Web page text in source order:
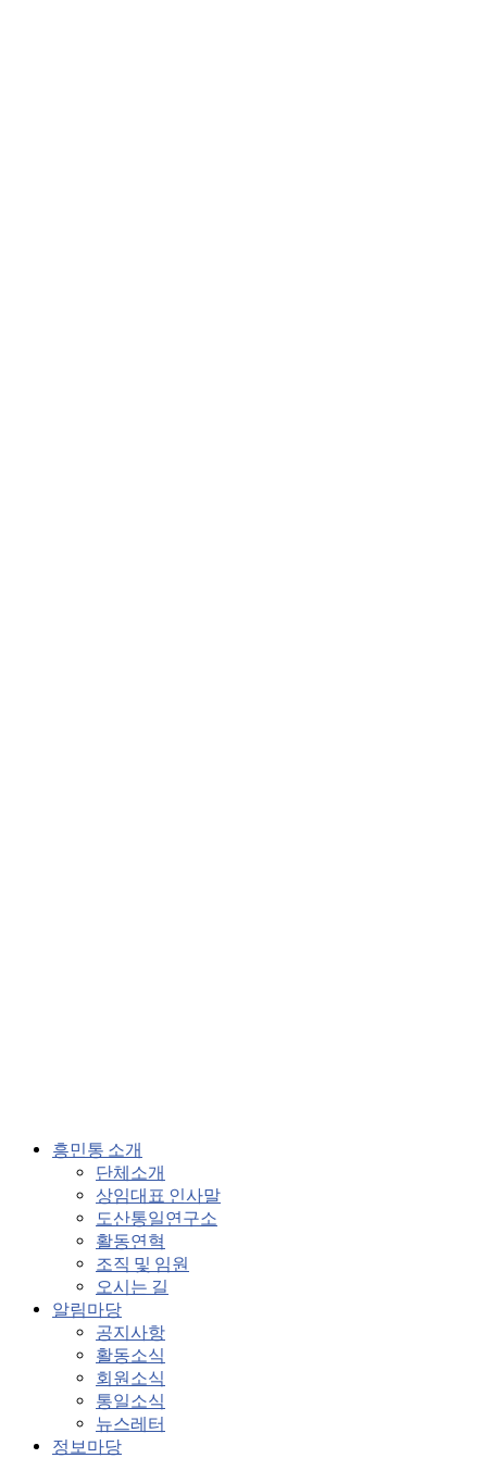
흥민통 소개
단체소개
상임대표 인사말
도산통일연구소
활동연혁
조직 및 임원
오시는 길
알림마당
공지사항
활동소식
회원소식
통일소식
뉴스레터
정보마당